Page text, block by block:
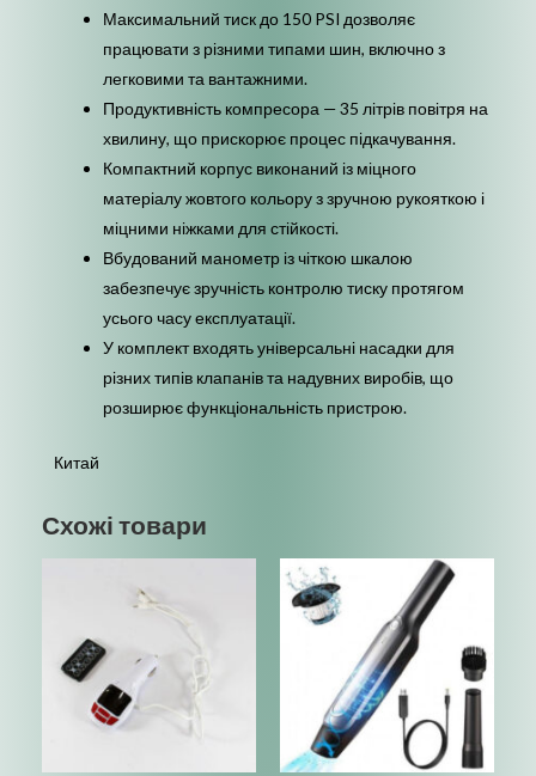
Максимальний тиск до 150 PSI дозволяє
працювати з різними типами шин, включно з
легковими та вантажними.
Продуктивність компресора — 35 літрів повітря на
хвилину, що прискорює процес підкачування.
Компактний корпус виконаний із міцного
матеріалу жовтого кольору з зручною рукояткою і
міцними ніжками для стійкості.
Вбудований манометр із чіткою шкалою
забезпечує зручність контролю тиску протягом
усього часу експлуатації.
У комплект входять універсальні насадки для
різних типів клапанів та надувних виробів, що
розширює функціональність пристрою.
Китай
Схожі товари